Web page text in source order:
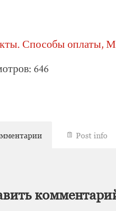
Способы оплаты,
646
Post info